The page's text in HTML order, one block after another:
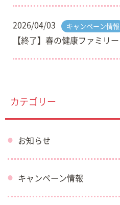
2026/04/03 キャンペーン情報
【終了】春の健康ファミリ
カテゴリー
お知らせ
キャンペーン情報